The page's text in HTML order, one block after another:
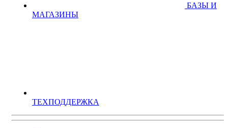
БАЗЫ И
МАГАЗИНЫ
ТЕХПОДДЕРЖКА